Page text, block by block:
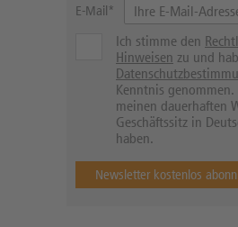
E-Mail*
Ich stimme den
Hinweisen zu und
Kenntnis
meinen dauerhaften
Geschäftssitz in
haben.
Newsletter kostenlos